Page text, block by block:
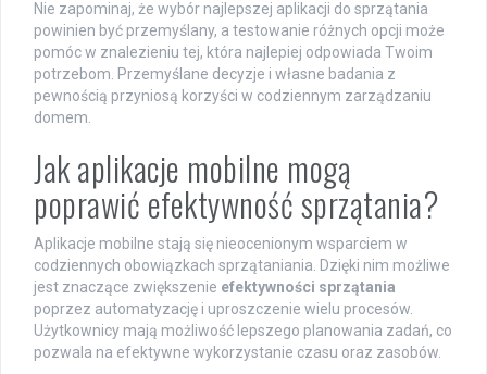
Nie zapominaj, że wybór najlepszej aplikacji do sprzątania
powinien być przemyślany, a testowanie różnych opcji może
pomóc w znalezieniu tej, która najlepiej odpowiada Twoim
potrzebom. Przemyślane decyzje i własne badania z
pewnością przyniosą korzyści w codziennym zarządzaniu
domem.
Jak aplikacje mobilne mogą
poprawić efektywność sprzątania?
Aplikacje mobilne stają się nieocenionym wsparciem w
codziennych obowiązkach sprzątaniania. Dzięki nim możliwe
jest znaczące zwiększenie efektywności sprzątania
poprzez automatyzację i uproszczenie wielu procesów.
Użytkownicy mają możliwość lepszego planowania zadań, co
pozwala na efektywne wykorzystanie czasu oraz zasobów.